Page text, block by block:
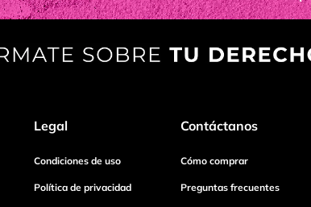
Legal
Condiciones de uso
Política de privacidad
Contáctanos
Cómo comprar
Preguntas frecuentes